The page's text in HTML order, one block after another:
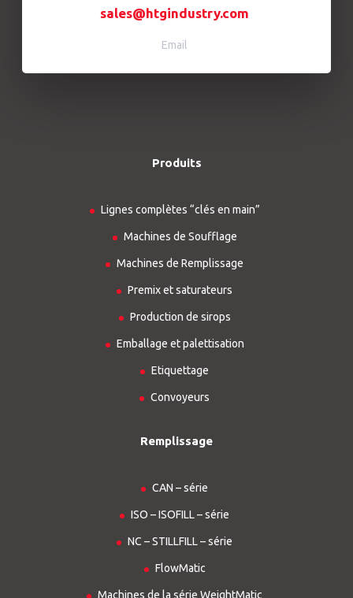
sales@htgindustry.com
Email
Produits
Lignes complètes “clés en main”
Machines de Soufflage
Machines de Remplissage
Premix et saturateurs
Production de sirops
Emballage et palettisation
Etiquettage
Convoyeurs
Remplissage
CAN – série
ISO – ISOFILL – série
NC – STILLFILL – série
FlowMatic
Machines de la série WeightMatic